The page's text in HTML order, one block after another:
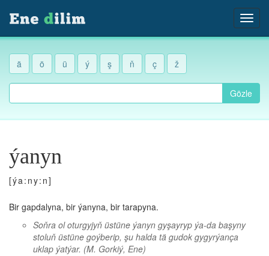
ä ö ü ý ş ň ç ž
Gözle
ýanyn
[ýa:ny:n]
Bir gapdalyna, bir ýanyna, bir tarapyna.
Soňra ol oturgyjyň üstüne ýanyn gyşayryp ýa-da başyny
stoluň üstüne goýberip, şu halda tä gudok gygyrýança
uklap ýatýar. (M. Gorkiý, Ene)